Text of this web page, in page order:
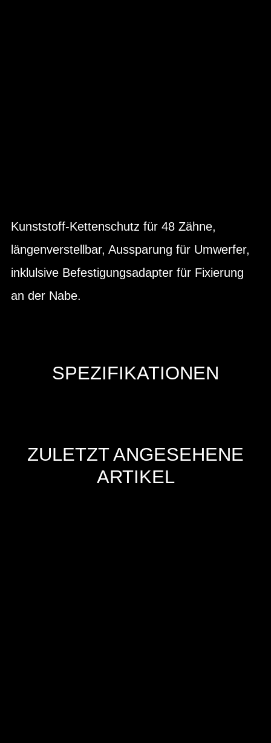
Kunststoff-Kettenschutz für 48 Zähne,
längenverstellbar, Aussparung für Umwerfer,
inklulsive Befestigungsadapter für Fixierung
an der Nabe.
SPEZIFIKATIONEN
ZULETZT ANGESEHENE
ARTIKEL